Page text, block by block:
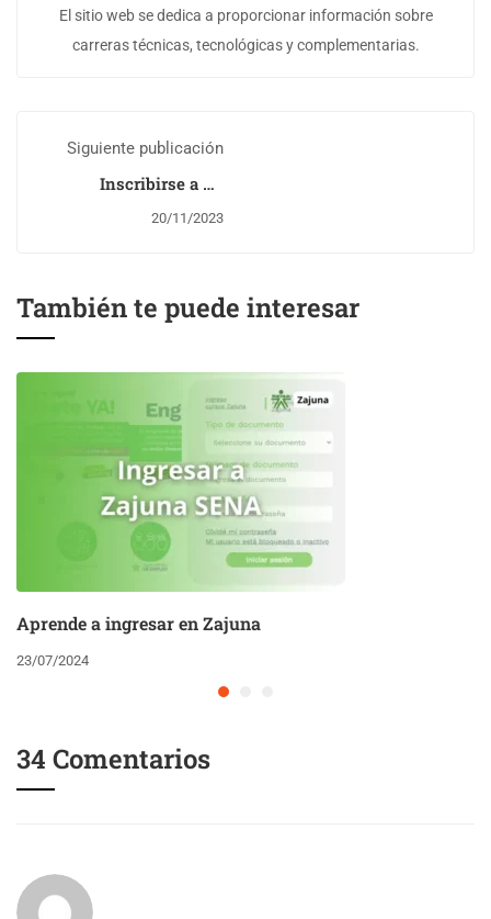
El sitio web se dedica a proporcionar información sobre
carreras técnicas, tecnológicas y complementarias.
Siguiente publicación
Inscribirse a un
Formación
20/11/2023
También te puede interesar
Aprende a ingresar en Zajuna
23/07/2024
34 Comentarios